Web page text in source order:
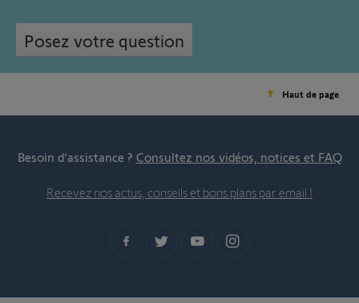
Posez votre question
Haut de page
Besoin d’assistance ? Consultez nos vidéos, notices et FAQ
Recevez nos actus, conseils et bons plans par email !